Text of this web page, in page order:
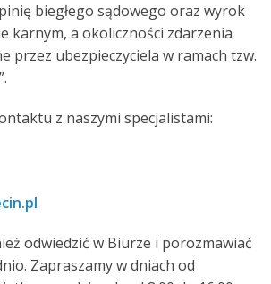
biegłego sądowego oraz wyrok
karnym, a okoliczności zdarzenia
przez ubezpieczyciela w ramach tzw.
z naszymi specjalistami:
odwiedzić w Biurze i porozmawiać
Zapraszamy w dniach od